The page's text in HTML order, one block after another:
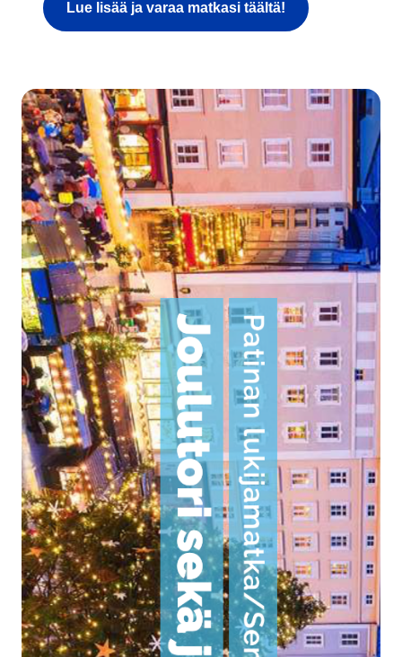
Lue lisää ja varaa matkasi täältä!